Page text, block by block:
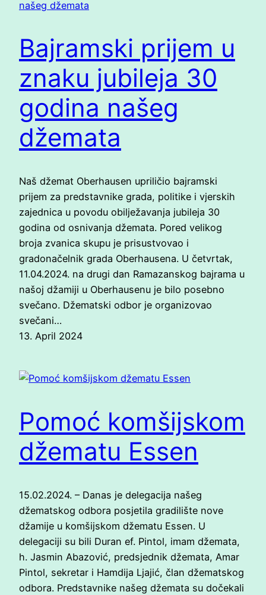
Bajramski prijem u
znaku jubileja 30
godina našeg
džemata
Naš džemat Oberhausen upriličio bajramski
prijem za predstavnike grada, politike i vjerskih
zajednica u povodu obilježavanja jubileja 30
godina od osnivanja džemata. Pored velikog
broja zvanica skupu je prisustvovao i
gradonačelnik grada Oberhausena. U četvrtak,
11.04.2024. na drugi dan Ramazanskog bajrama u
našoj džamiji u Oberhausenu je bilo posebno
svečano. Džematski odbor je organizovao
svečani…
13. April 2024
Pomoć komšijskom
džematu Essen
15.02.2024. – Danas je delegacija našeg
džematskog odbora posjetila gradilište nove
džamije u komšijskom džematu Essen. U
delegaciji su bili Duran ef. Pintol, imam džemata,
h. Jasmin Abazović, predsjednik džemata, Amar
Pintol, sekretar i Hamdija Ljajić, član džematskog
odbora. Predstavnike našeg džemata su dočekali